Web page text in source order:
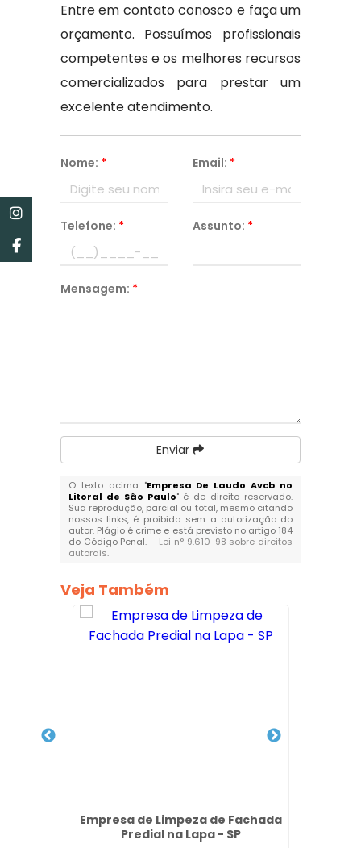
Entre em contato conosco e faça um
orçamento. Possuímos profissionais
competentes e os melhores recursos
comercializados para prestar um
excelente atendimento.
Nome: * Email: *
Telefone: * Assunto: *
Mensagem: *
Enviar
O texto acima "Empresa De Laudo Avcb no
Litoral de São Paulo" é de direito reservado.
Sua reprodução, parcial ou total, mesmo citando
nossos links, é proibida sem a autorização do
autor. Plágio é crime e está previsto no artigo 184
do Código Penal. – Lei n° 9.610-98 sobre direitos
autorais.
Veja Também
Empresa de Limpeza de Fachada
Predial na Lapa - SP